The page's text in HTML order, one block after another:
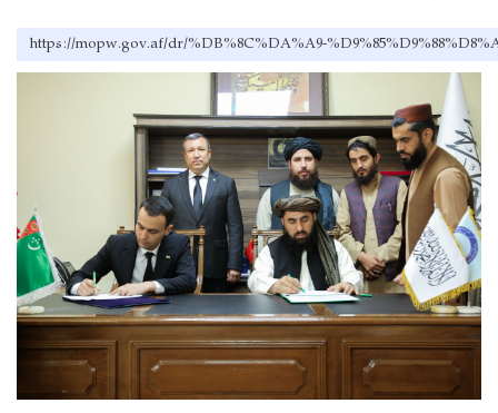
https://mopw.gov.af/dr/%DB%8C%DA%A9-